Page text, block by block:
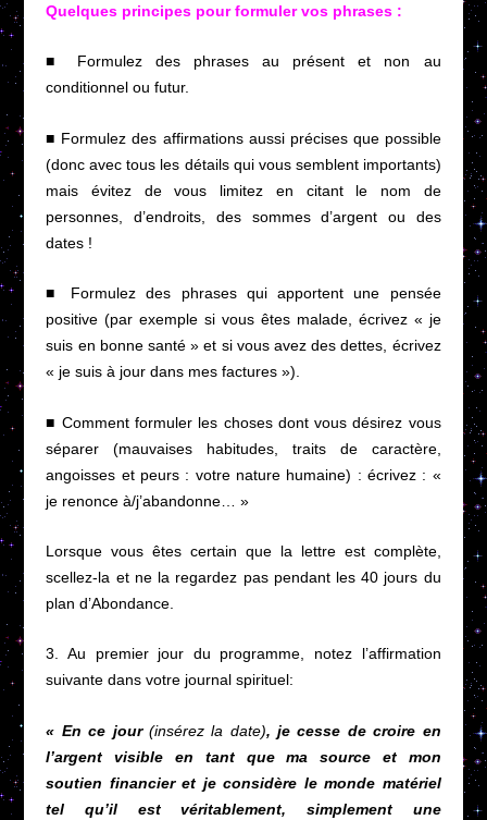
Quelques principes pour formuler vos phrases :
■ Formulez des phrases au présent et non au
conditionnel ou futur.
■ Formulez des affirmations aussi précises que possible
(donc avec tous les détails qui vous semblent importants)
mais évitez de vous limitez en citant le nom de
personnes, d’endroits, des sommes d’argent ou des
dates !
■ Formulez des phrases qui apportent une pensée
positive (par exemple si vous êtes malade, écrivez « je
suis en bonne santé » et si vous avez des dettes, écrivez
« je suis à jour dans mes factures »).
■ Comment formuler les choses dont vous désirez vous
séparer (mauvaises habitudes, traits de caractère,
angoisses et peurs : votre nature humaine) : écrivez : «
je renonce à/j’abandonne… »
Lorsque vous êtes certain que la lettre est complète,
scellez-la et ne la regardez pas pendant les 40 jours du
plan d’Abondance.
3. Au premier jour du programme, notez l’affirmation
suivante dans votre journal spirituel:
« En ce jour (insérez la date), je cesse de croire en
l’argent visible en tant que ma source et mon
soutien financier et je considère le monde matériel
tel qu’il est véritablement, simplement une